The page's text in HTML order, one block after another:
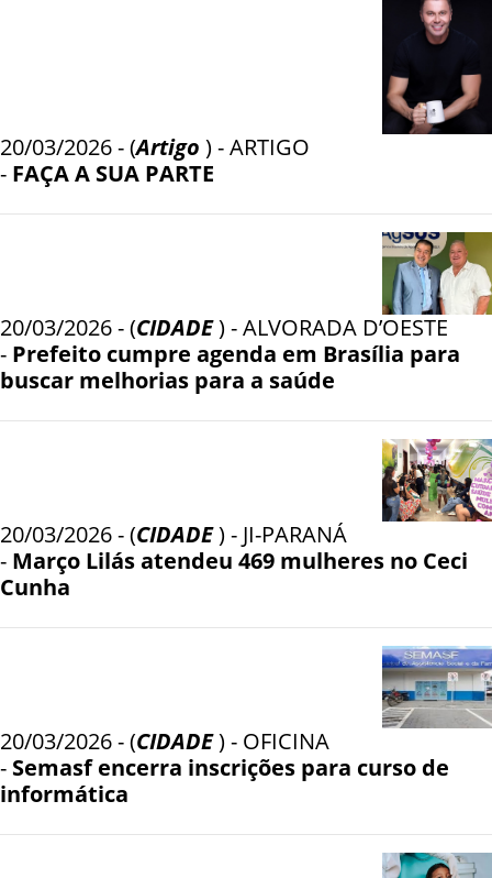
20/03/2026 - (Artigo ) - ARTIGO
- FAÇA A SUA PARTE
20/03/2026 - (CIDADE) - ALVORADA D’OESTE
- Prefeito cumpre agenda em Brasília para
buscar melhorias para a saúde
20/03/2026 - (CIDADE) - JI-PARANÁ
- Março Lilás atendeu 469 mulheres no Ceci
Cunha
20/03/2026 - (CIDADE) - OFICINA
- Semasf encerra inscrições para curso de
informática